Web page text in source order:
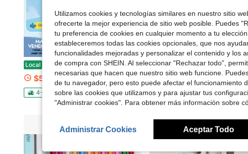
Ahorro de $117.28
Local -70% Película de transferencia DTF brillante: 100 hojas de papel PET brillante transparente de 8.5x 11 pulgadas, película de transferencia directa a la tela fría y desprendible para camisetas
$50.62
4-5 días hábiles Envío gratis
Ahorro de
Local -80% 10 hojas de 8.5x11 - Transferencia térmica por inyección de tinta negra para telas y camisetas oscuras
$16.63
Utilizamos cookies y tecnologías similares en nuestro sitio
ofrecerte la mejor experiencia de sitio web posible. Puedes
tu preferencia de cookies en cualquier momento a tu
estableceremos todas las cookies opcionales, que nos
funcionalidades mejoradas y personalizar el contenido y los
de compra con SHEIN. Al seleccionar "Rechazar todo",
necesarias que hacen que nuestro sitio web funcione.
de tu navegador, pero esto puede afectar el funcionamiento
sobre las cookies que utilizamos y para ajustar tus
"Administrar cookies". Para obtener más información sobre
Administrar Cookies Aceptar Todo